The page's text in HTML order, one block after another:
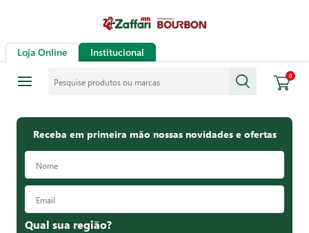
Loja Online Institucional
0
Receba em primeira mão nossas novidades e ofertas
Qual sua região?